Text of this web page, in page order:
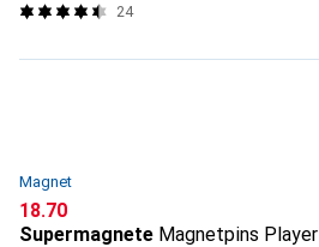
24
Magnet
CHF
18.70
Supermagnete Magnetpins Player